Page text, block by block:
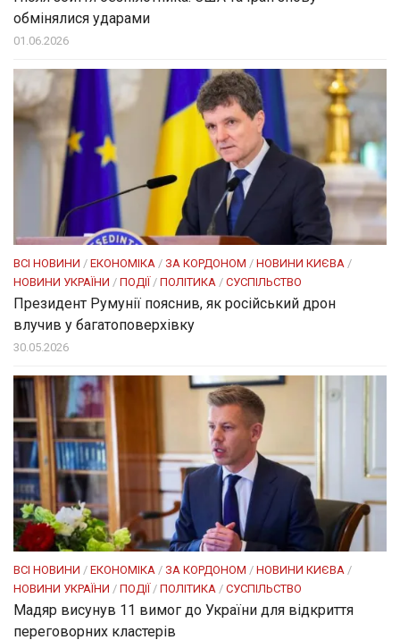
обмінялися ударами
01.06.2026
ВСІ НОВИНИ / ЕКОНОМІКА / ЗА КОРДОНОМ / НОВИНИ КИЄВА /
НОВИНИ УКРАЇНИ / ПОДІЇ/ ПОЛІТИКА / СУСПІЛЬСТВО
Президент Румунії пояснив, як російський дрон
влучив у багатоповерхівку
30.05.2026
ВСІ НОВИНИ / ЕКОНОМІКА / ЗА КОРДОНОМ / НОВИНИ КИЄВА /
НОВИНИ УКРАЇНИ / ПОДІЇ/ ПОЛІТИКА / СУСПІЛЬСТВО
Мадяр висунув 11 вимог до України для відкриття
переговорних кластерів